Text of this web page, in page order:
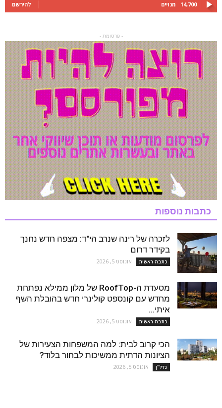
14,700 מנויים להירשם
- פרסומת -
כתבות נוספות
לזכרה של רינה שנרב הי"ד: מצפה חדש נחנך
בקידר דרום
כתבה ראשית אוגוסט 5, 2026
מסעדת ה-RoofTop של מלון ממילא נפתחת
מחדש עם קונספט קולינרי חדש בהובלת השף
איתי...
כתבה ראשית אוגוסט 5, 2026
הכי קרוב לבית: למה המשפחות הצעירות של
הציונות הדתית ממשיכות לבחור בלוד?
נדל''ן אוגוסט 5, 2026